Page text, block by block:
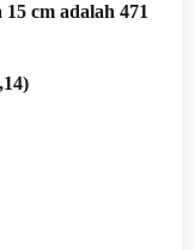
cm adalah 471